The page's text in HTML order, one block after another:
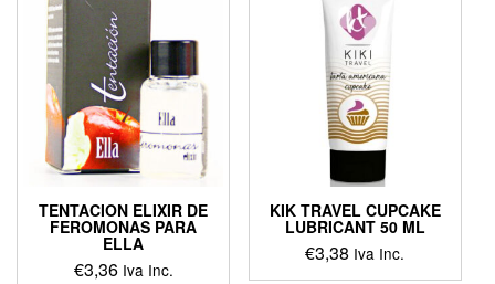
TENTACION ELIXIR DE
FEROMONAS PARA
ELLA
€3,36 Iva Inc.
KIK TRAVEL CUPCAKE
LUBRICANT 50 ML
€3,38 Iva Inc.